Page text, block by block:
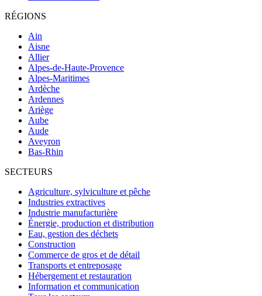
RÉGIONS
Ain
Aisne
Allier
Alpes-de-Haute-Provence
Alpes-Maritimes
Ardèche
Ardennes
Ariège
Aube
Aude
Aveyron
Bas-Rhin
SECTEURS
Agriculture, sylviculture et pêche
Industries extractives
Industrie manufacturière
Énergie, production et distribution
Eau, gestion des déchets
Construction
Commerce de gros et de détail
Transports et entreposage
Hébergement et restauration
Information et communication